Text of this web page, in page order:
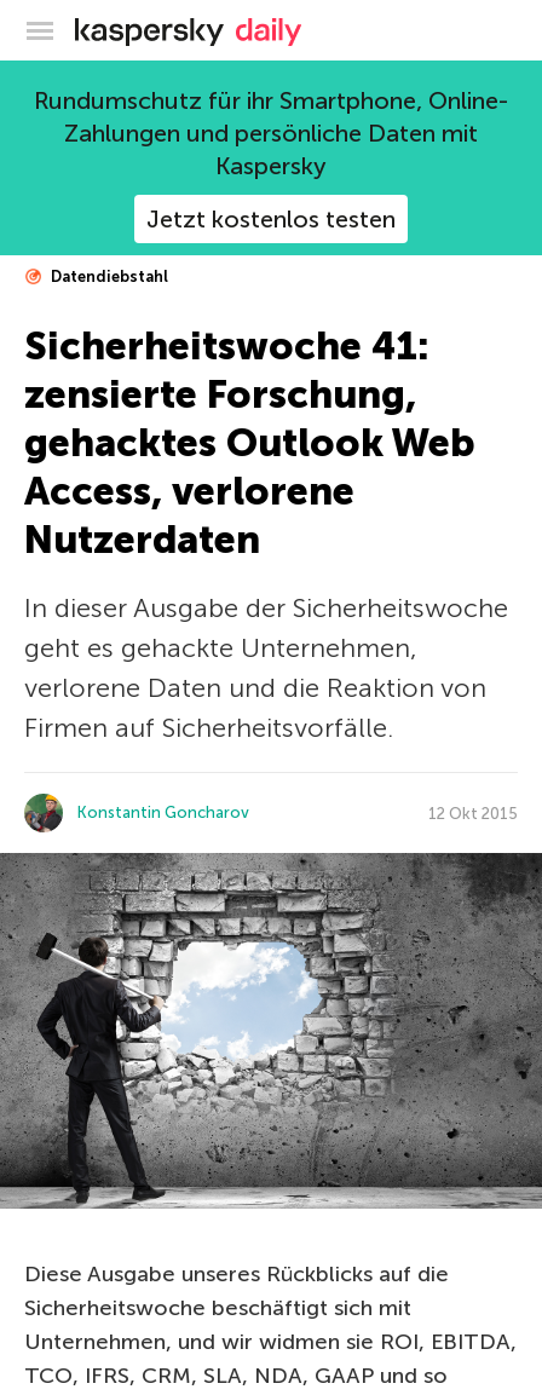
Offizieller Blog von Kaspersky
Rundumschutz für ihr Smartphone, Online-
Zahlungen und persönliche Daten mit
Kaspersky
Jetzt kostenlos testen
Datendiebstahl
Sicherheitswoche 41:
zensierte Forschung,
gehacktes Outlook Web
Access, verlorene
Nutzerdaten
In dieser Ausgabe der Sicherheitswoche
geht es gehackte Unternehmen,
verlorene Daten und die Reaktion von
Firmen auf Sicherheitsvorfälle.
Konstantin Goncharov 12 Okt 2015
Diese Ausgabe unseres Rückblicks auf die
Sicherheitswoche beschäftigt sich mit
Unternehmen, und wir widmen sie ROI, EBITDA,
TCO, IFRS, CRM, SLA, NDA, GAAP und so